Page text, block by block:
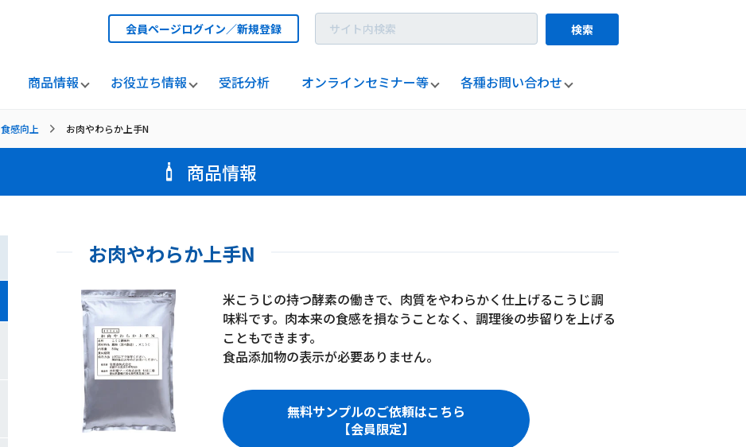
会員ページログイン／新規登録 検索
商品情報 お役立ち情報 受託分析 オンラインセミナー等 各種お問い合わせ
食感向上 お肉やわらか上手N
商品情報
お肉やわらか上手N
米こうじの持つ酵素の働きで、肉質をやわらかく仕上げるこうじ調
味料です。肉本来の食感を損なうことなく、調理後の歩留りを上げる
こともできます。
食品添加物の表示が必要ありません。
無料サンプルのご依頼はこちら
【会員限定】